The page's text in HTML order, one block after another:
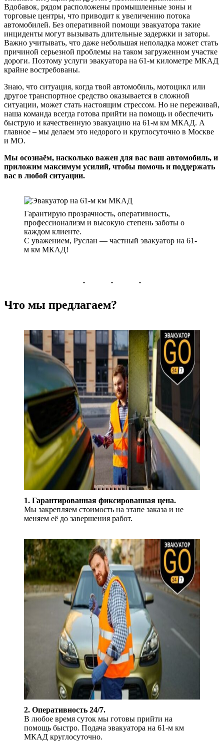
Вдобавок, рядом расположены промышленные зоны и
торговые центры, что приводит к увеличению потока
автомобилей. Без оперативной помощи эвакуатора такие
инциденты могут вызывать длительные задержки и заторы.
Важно учитывать, что даже небольшая неполадка может стать
причиной серьезной проблемы на таком загруженном участке
дороги. Поэтому услуги эвакуатора на 61-м километре МКАД
крайне востребованы.
Знаю, что ситуация, когда твой автомобиль, мотоцикл или
другое транспортное средство оказывается в сложной
ситуации, может стать настоящим стрессом. Но не переживай,
наша команда всегда готова прийти на помощь и обеспечить
быструю и качественную эвакуацию на 61-м км МКАД. А
главное – мы делаем это недорого и круглосуточно в Москве
и МО.
Мы осознаём, насколько важен для вас ваш автомобиль, и
приложим максимум усилий, чтобы помочь и поддержать
вас в любой ситуации.
Гарантирую прозрачность, оперативность,
профессионализм и высокую степень заботы о
каждом клиенте.
С уважением, Руслан — частный эвакуатор на 61-
м км МКАД!
Что мы предлагаем?
1. Гарантированная фиксированная цена.
Мы закрепляем стоимость на этапе заказа и не
меняем её до завершения работ.
2. Оперативность 24/7.
В любое время суток мы готовы прийти на
помощь быстро. Подача эвакуатора на 61-м км
МКАД круглосуточно.